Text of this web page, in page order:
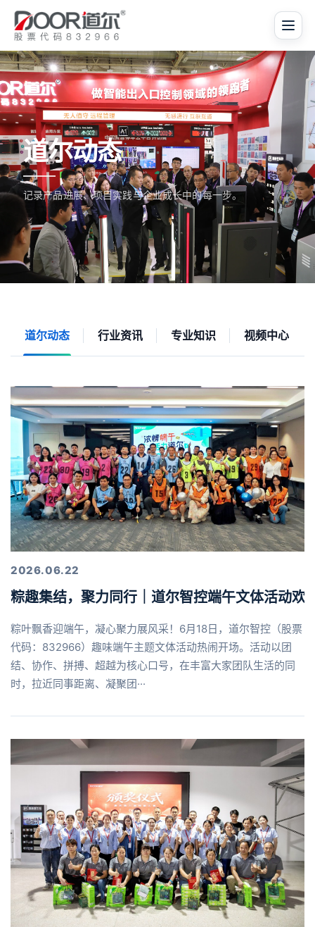
道尔动态
记录产品进展、项目实践与企业成长中的每一步。
道尔动态 行业资讯 专业知识 视频中心
2026.06.22
粽趣集结，聚力同行｜道尔智控端午文体活动欢
粽叶飘香迎端午，凝心聚力展风采！6月18日，道尔智控（股票
代码：832966）趣味端午主题文体活动热闹开场。活动以团
结、协作、拼搏、超越为核心口号，在丰富大家团队生活的同
时，拉近同事距离、凝聚团···